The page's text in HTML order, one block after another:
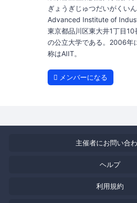
ぎょうぎじゅつだいがくい
Advanced Institute of
東京都品川区東大井1丁目
の公立大学である。2006年
称はAIIT。
メンバーになる
主催者にお問い合
ヘルプ
利用規約